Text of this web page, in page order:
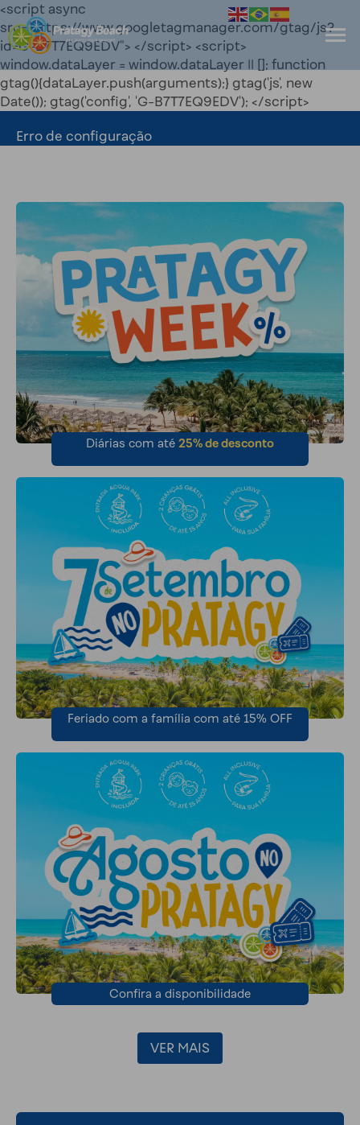
<script async
src="https://www.googletagmanager.com/gtag/js?
id=G-B7T7EQ9EDV"> </script> <script>
window.dataLayer = window.dataLayer || []; function
gtag(){dataLayer.push(arguments);} gtag('js', new
Date()); gtag('config', 'G-B7T7EQ9EDV'); </script>
Erro de configuração
Diárias com até 25% de desconto
Feriado com a família com até 15% OFF
Confira a disponibilidade
VER MAIS